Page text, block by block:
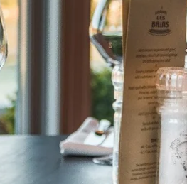
Martin's Brugge
Bruges, 3*